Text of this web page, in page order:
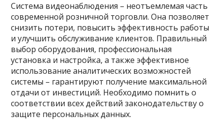
Система видеонаблюдения – неотъемлемая часть
современной розничной торговли. Она позволяет
снизить потери, повысить эффективность работы
и улучшить обслуживание клиентов. Правильный
выбор оборудования, профессиональная
установка и настройка, а также эффективное
использование аналитических возможностей
системы – гарантируют получение максимальной
отдачи от инвестиций. Необходимо помнить о
соответствии всех действий законодательству о
защите персональных данных.